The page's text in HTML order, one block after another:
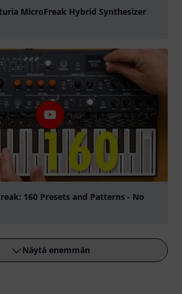
MicroFreak Hybrid Synthesizer
160 Presets and Patterns - No
Näytä enemmän